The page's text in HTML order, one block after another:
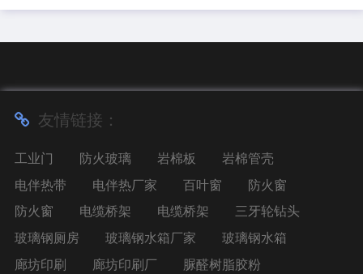
友情链接：
工业门 防火玻璃 岩棉板
岩棉管壳
电伴热带
电伴热厂家 百叶窗
防火窗
防火窗
电缆桥架 电缆桥架
三牙轮钻头
玻璃钢厕房
玻璃钢水箱厂家
玻璃钢水箱
廊坊印刷
廊坊印刷厂
脲醛树脂胶粉